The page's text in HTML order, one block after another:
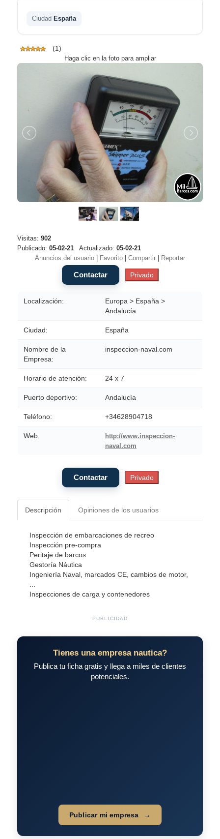
Ciudad España
(1)
Haga clic en la foto para ampliar
Visitas: 902
Publicado: 05-02-21 Actualizado: 05-02-21
Anuncios del usuario
Favorito Compartir Reportar
Localización:
Europa > España >
Andalucía
Ciudad: España
Nombre de la
Empresa:
inspeccion-naval.com
Horario de atención: 24 x 7
Puerto deportivo: Andalucía
Teléfono: +34628904718
Web:
http://www.inspeccion-
naval.com
Descripción Opiniones de los usuarios
Inspección de embarcaciones de recreo
Inspección pre-compra
Peritaje de barcos
Gestoría Náutica
Ingeniería Naval, marcados CE, cambios de motor,
Inspecciones de carga y contenedores
PUBLICIDAD
Tienes una empresa nautica?
Publica tu ficha gratis y llega a miles de clientes
potenciales.
Publicar mi empresa